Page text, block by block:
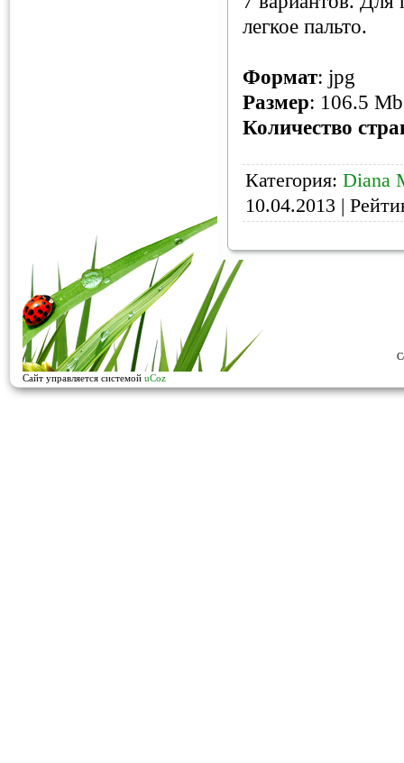
легкое пальто.
Формат: jpg
Размер: 106.5 Mb
Количество
Категория: Diana
10.04.2013 |
Сайт управляется системой uCoz